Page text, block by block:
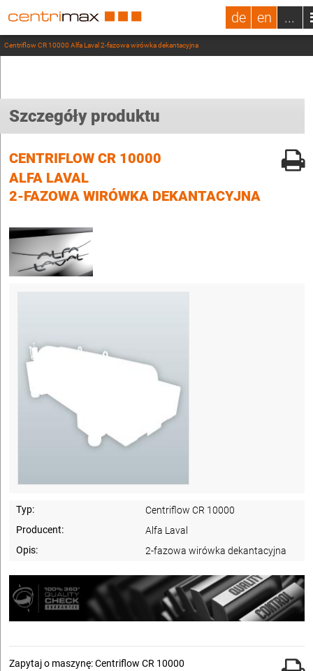
de en ...
Centriflow CR 10000 Alfa Laval 2-fazowa wirówka dekantacyjna
Szczegóły produktu
CENTRIFLOW CR 10000
ALFA LAVAL
2-FAZOWA WIRÓWKA DEKANTACYJNA
Typ:
Centriflow CR 10000
Producent:
Alfa Laval
Opis:
2-fazowa wirówka dekantacyjna
Zapytaj o maszynę: Centriflow CR 10000